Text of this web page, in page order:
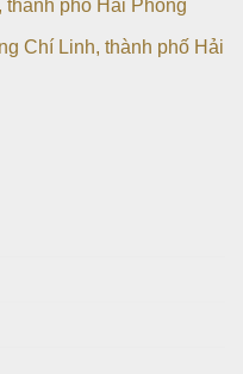
phố Hải Phòng
Chí Linh, thành phố Hải